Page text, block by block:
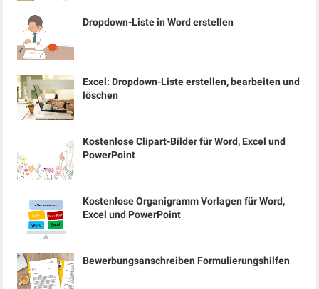
Dropdown-Liste in Word erstellen
Excel: Dropdown-Liste erstellen, bearbeiten und
löschen
Kostenlose Clipart-Bilder für Word, Excel und
PowerPoint
Kostenlose Organigramm Vorlagen für Word,
Excel und PowerPoint
Bewerbungsanschreiben Formulierungshilfen